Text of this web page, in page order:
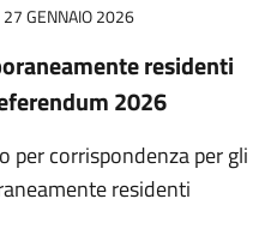
27 GENNAIO 2026
residenti
2026
per corrispondenza per gli
residenti